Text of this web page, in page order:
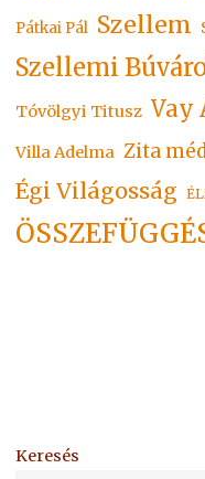
Pátkai Pál Szellem
Szellemi
Tóvölgyi Titusz Vay
Villa Adelma Zita
Égi Világosság
Keresés